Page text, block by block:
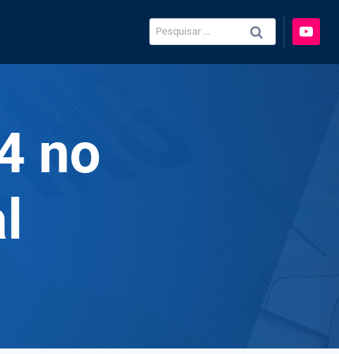
Pesquisar
por:
no